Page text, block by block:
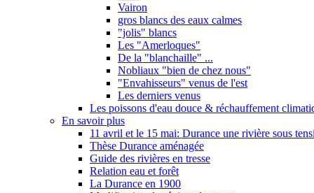
Vairon
gros blancs des eaux calmes
"jolis" blancs
Les "Amerloques"
De la "blanchaille" ...
Nobliaux "bien de chez nous"
"Envahisseurs" venus de l'est
Les derniers venus
Les poissons d'eau douce & réchauffement
En savoir plus
11 avril et le 15 mai: Durance une rivière sous
Thèse Durance aménagée
Guide des rivières en tresse
Relation eau et forêt
La Durance en 1900